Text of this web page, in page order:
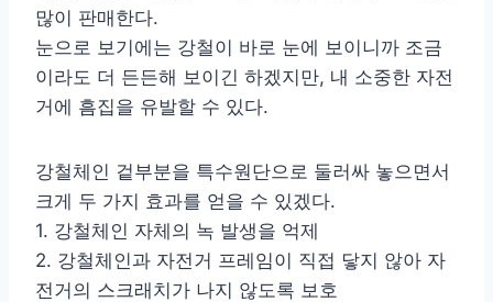
많이 판매한다.
눈으로 보기에는 강철이 바로 눈에 보이니까 조금
이라도 더 든든해 보이긴 하겠지만, 내 소중한 자전
거에 흠집을 유발할 수 있다.
강철체인 겉부분을 특수원단으로 둘러싸 놓으면서
크게 두 가지 효과를 얻을 수 있겠다.
1. 강철체인 자체의 녹 발생을 억제
2. 강철체인과 자전거 프레임이 직접 닿지 않아 자
전거의 스크래치가 나지 않도록 보호